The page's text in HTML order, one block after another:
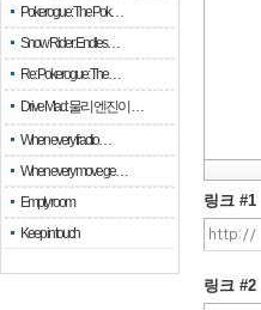
Pokerogue: The Pok…
Snow Rider: Endles…
Re: Pokerogue: The…
Drive Mad: 물리 엔진이 …
When every fractio…
When every move ge…
Empty room
Keep in touch
링크 #1
링크 #2